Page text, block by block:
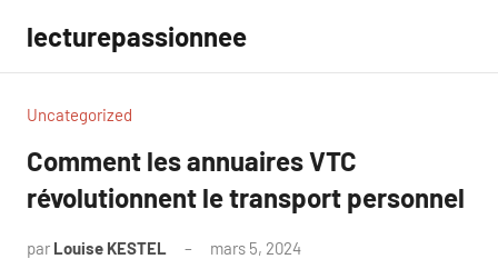
contenu
lecturepassionnee
Uncategorized
Comment les annuaires VTC
révolutionnent le transport personnel
par Louise KESTEL mars 5, 2024